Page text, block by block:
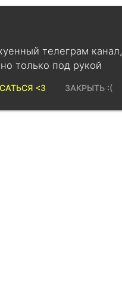
телеграм канал,
только под рукой
ЗАКРЫТЬ :(
<3